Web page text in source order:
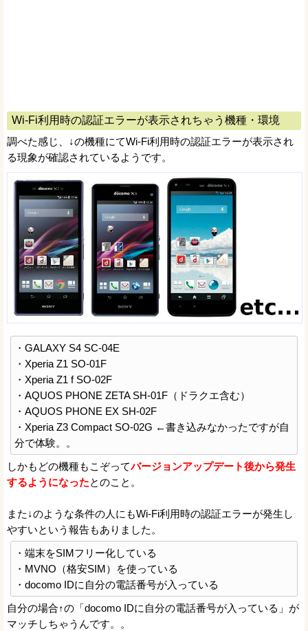
Wi-Fi利用時の認証エラーが表示されちゃう機種・環境
調べた感じ、↓の機種にてWi-Fi利用時の認証エラーが表示され
る現象が確認されているようです。
・GALAXY S4 SC-04E
・Xperia Z1 SO-01F
・Xperia Z1 f SO-02F
・AQUOS PHONE ZETA SH-01F（ドラクエ含む）
・AQUOS PHONE EX SH-02F
・Xperia Z3 Compact SO-02G ←書き込みなかったですが自
分で体験。。
しかもどの機種もこぞってバージョンアップデート後から発生
するようになったとのこと。
また↓のような条件の人にもWi-Fi利用時の認証エラーが発生し
やすいという報告もありました。
・端末をSIMフリー化している
・MVNO（格安SIM）を使っている
・docomo IDに自分の電話番号が入っている
自分の場合↑の「docomo IDに自分の電話番号が入っている」が
マッチしちゃうんです。。